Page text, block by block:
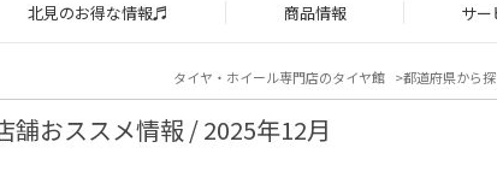
北見のお得な情報♬ 商品情報 サー
タイヤ・ホイール専門店のタイヤ館 都道府県から
舗おススメ情報 / 2025年12月